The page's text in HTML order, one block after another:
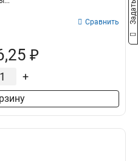
Сравнить
₽
+